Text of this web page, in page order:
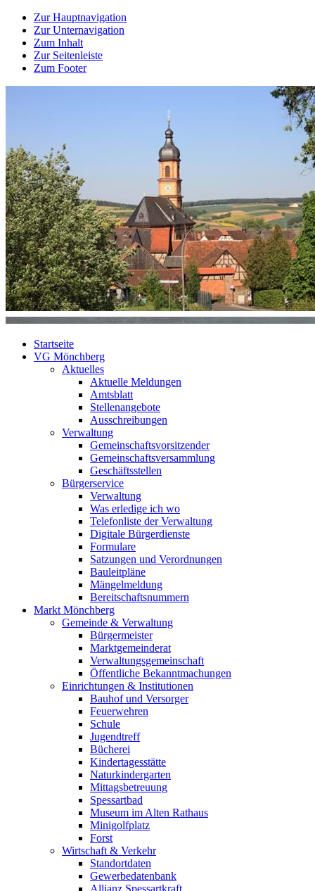
Zur Hauptnavigation
Zur Unternavigation
Zum Inhalt
Zur Seitenleiste
Zum Footer
Startseite
VG Mönchberg
Aktuelles
Aktuelle Meldungen
Amtsblatt
Stellenangebote
Ausschreibungen
Verwaltung
Gemeinschaftsvorsitzender
Gemeinschaftsversammlung
Geschäftsstellen
Bürgerservice
Verwaltung
Was erledige ich wo
Telefonliste der Verwaltung
Digitale Bürgerdienste
Formulare
Satzungen und Verordnungen
Bauleitpläne
Mängelmeldung
Bereitschaftsnummern
Markt Mönchberg
Gemeinde & Verwaltung
Bürgermeister
Marktgemeinderat
Verwaltungsgemeinschaft
Öffentliche Bekanntmachungen
Einrichtungen & Institutionen
Bauhof und Versorger
Feuerwehren
Schule
Jugendtreff
Bücherei
Kindertagesstätte
Naturkindergarten
Mittagsbetreuung
Spessartbad
Museum im Alten Rathaus
Minigolfplatz
Forst
Wirtschaft & Verkehr
Standortdaten
Gewerbedatenbank
Allianz Spessartkraft